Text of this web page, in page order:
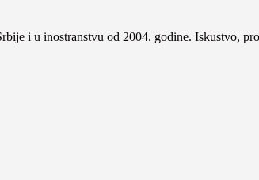
i u inostranstvu od 2004. godine. Iskustvo,